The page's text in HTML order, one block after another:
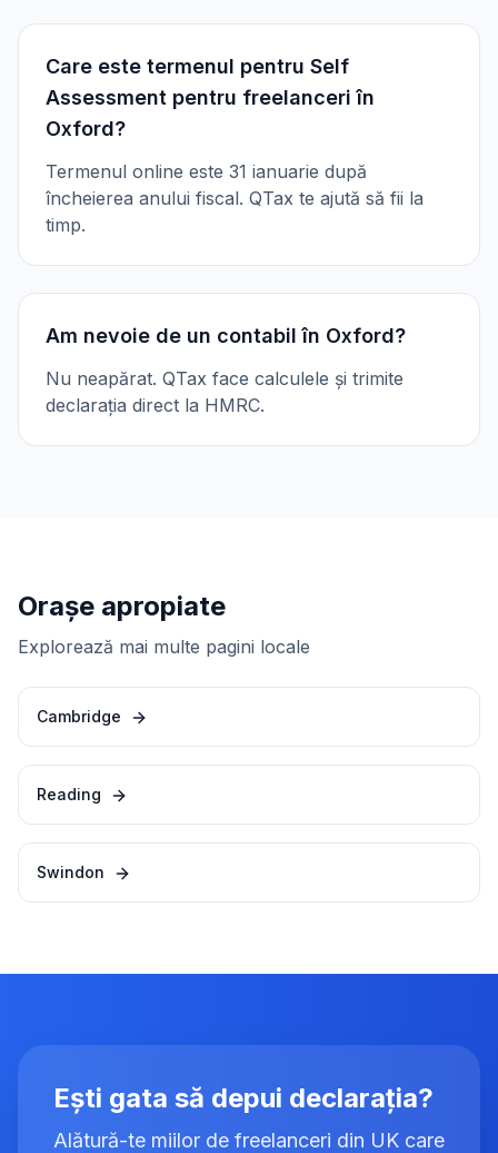
Care este termenul pentru Self
Assessment pentru freelanceri în
Oxford?
Termenul online este 31 ianuarie după
încheierea anului fiscal. QTax te ajută să fii la
timp.
Am nevoie de un contabil în Oxford?
Nu neapărat. QTax face calculele și trimite
declarația direct la HMRC.
Orașe apropiate
Explorează mai multe pagini locale
Cambridge
Reading
Swindon
Ești gata să depui declarația?
Alătură-te miilor de freelanceri din UK care